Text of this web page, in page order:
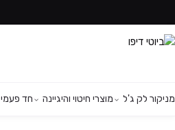
מניקור לק ג'ל מוצרי חיטוי והיגיינה חד פעמי